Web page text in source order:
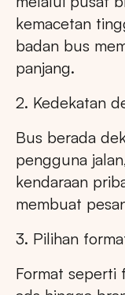
kemacetan
badan bus
panjang.
2. Kedekatan
Bus berada
pengguna
kendaraan
membuat
3. Pilihan
Format seperti